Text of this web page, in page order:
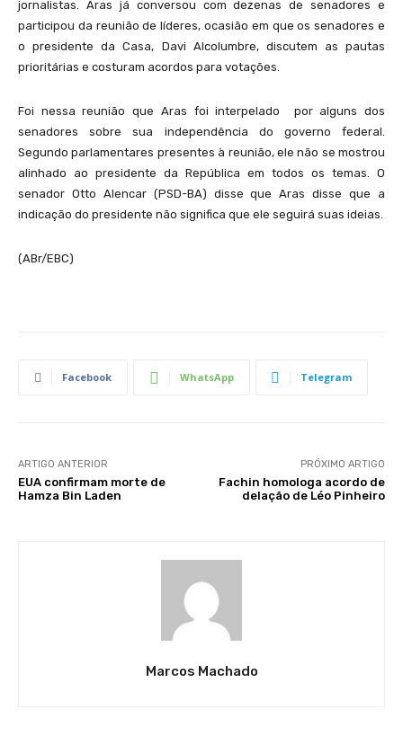
jornalistas. Aras já conversou com dezenas de senadores e
participou da reunião de líderes, ocasião em que os senadores e
o presidente da Casa, Davi Alcolumbre, discutem as pautas
prioritárias e costuram acordos para votações.
Foi nessa reunião que Aras foi interpelado por alguns dos
senadores sobre sua independência do governo federal.
Segundo parlamentares presentes à reunião, ele não se mostrou
alinhado ao presidente da República em todos os temas. O
senador Otto Alencar (PSD-BA) disse que Aras disse que a
indicação do presidente não significa que ele seguirá suas ideias.
(ABr/EBC)
Facebook WhatsApp Telegram
ARTIGO ANTERIOR
EUA confirmam morte de
Hamza Bin Laden
PRÓXIMO ARTIGO
Fachin homologa acordo de
delação de Léo Pinheiro
Marcos Machado